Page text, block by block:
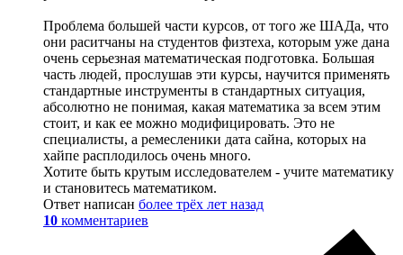
Проблема большей части курсов, от того же ШАДа, что
они раситчаны на студентов физтеха, которым уже дана
очень серьезная математическая подготовка. Большая
часть людей, прослушав эти курсы, научится применять
стандартные инструменты в стандартных ситуация,
абсолютно не понимая, какая математика за всем этим
стоит, и как ее можно модифицировать. Это не
специалисты, а ремесленики дата сайна, которых на
хайпе расплодилось очень много.
Хотите быть крутым исследователем - учите математику
и становитесь математиком.
Ответ написан более трёх лет назад
10 комментариев